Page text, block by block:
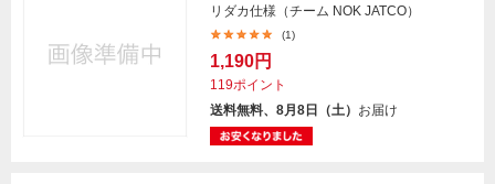
リダカ仕様（チーム NOK JATCO）
(1)
1,190円
119ポイント
送料無料、8月8日（土） お届け